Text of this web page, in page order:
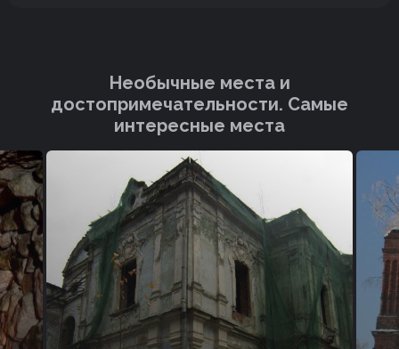
Необычные места и
достопримечательности. Cамые
интересные места